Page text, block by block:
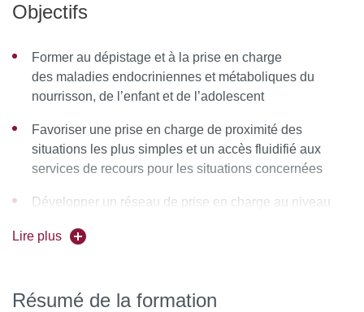
Référence formation : FQ-M25BENP
Responsable : Pr Laëtitia Martinerie
Forme de l'enseignement: en présentiel
Objectifs
Former au dépistage et à la prise en charge
des maladies endocriniennes et métaboliques du
nourrisson, de l’enfant et de l’adolescent
Favoriser une prise en charge de proximité des
situations les plus simples et un accès fluidifié aux
services de recours pour les situations concernées
Développer un réseau de prise en charge au niveau
Lire plus
Résumé de la formation